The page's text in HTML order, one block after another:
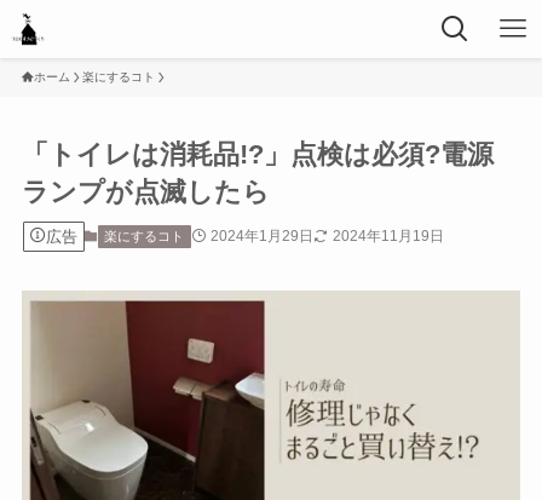
ホーム 楽にするコト
「トイレは消耗品!?」点検は必須?電源
ランプが点滅したら
広告 楽にするコト 2024年1月29日 2024年11月19日